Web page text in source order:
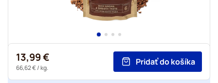
13,99 €
66,62 €/ kg.
Pridať do košíka